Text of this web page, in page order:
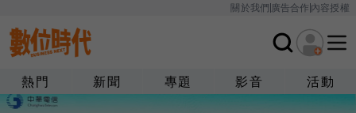
關於我們廣告合作內容授權
熱門 新聞 專題 影音 活動